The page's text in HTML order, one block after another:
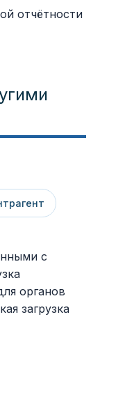
отчётности
с
органов
загрузка